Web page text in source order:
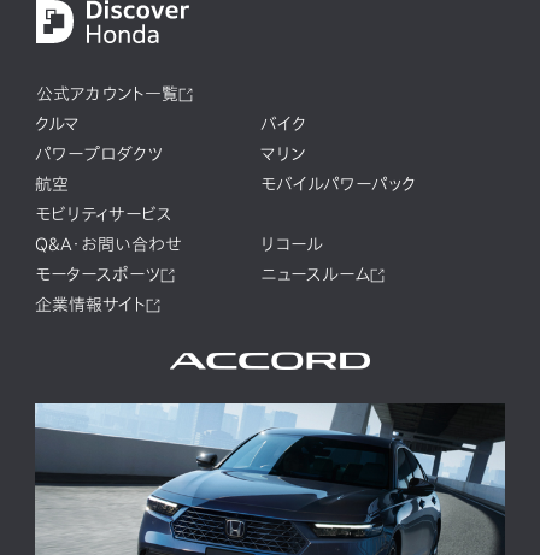
公式アカウント一覧
クルマ
バイク
パワープロダクツ
マリン
航空
モバイルパワーパック
モビリティサービス
Q&A・お問い合わせ
リコール
モータースポーツ
ニュースルーム
企業情報サイト